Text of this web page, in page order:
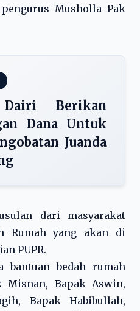
Musholla Pak
Berikan
Dana Untuk
Juanda
dari masyarakat
Rumah yang akan di
PUPR.
bantuan bedah rumah
Misnan, Bapak Aswin,
Bapak Habibullah,